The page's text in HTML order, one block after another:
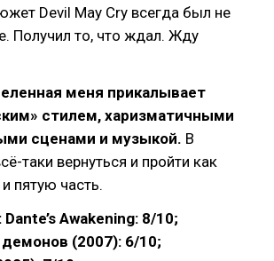
Devil May Cry всегда был не
Получил то, что ждал. Жду
меня прикалывает
стилем, харизматичными
сценами и музыкой. В
таки вернуться и пройти как
пятую часть.
Awakening: 8/10;
(2007): 6/10;